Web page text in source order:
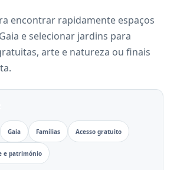
encontrar rapidamente espaços
e selecionar jardins para
arte e natureza ou finais
Gaia Famílias Acesso gratuito
e património